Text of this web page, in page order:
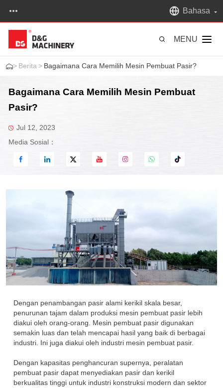
Bahasa
MENU
> Berita > Bagaimana Cara Memilih Mesin Pembuat Pasir?
Bagaimana Cara Memilih Mesin Pembuat
Pasir?
Jul 12, 2023
Media Sosial：
Dengan penambangan pasir alami kerikil skala besar,
penurunan tajam dalam produksi mesin pembuat pasir lebih
diakui oleh orang-orang. Mesin pembuat pasir digunakan
semakin luas dan telah mencapai hasil yang baik di berbagai
industri. Ini juga diakui oleh industri mesin pembuat pasir.
Dengan kapasitas penghancuran supernya, peralatan
pembuat pasir dapat menyediakan pasir dan kerikil
berkualitas tinggi untuk industri konstruksi modern dan sektor